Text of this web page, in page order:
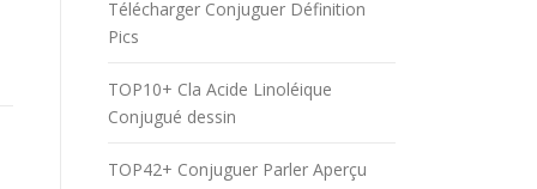
Télécharger Conjuguer Définition
Pics
TOP10+ Cla Acide Linoléique
Conjugué dessin
TOP42+ Conjuguer Parler Aperçu